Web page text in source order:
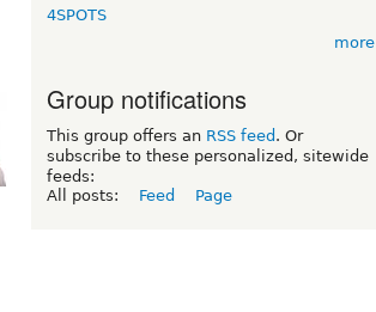
4SPOTS
more
Group notifications
This group offers an RSS feed . Or
subscribe to these personalized, sitewide
feeds:
All posts:
Feed Page